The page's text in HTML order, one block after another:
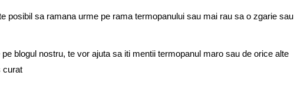
posibil sa ramana urme pe rama termopanului sau mai rau sa o zgarie sau
blogul nostru, te vor ajuta sa iti mentii termopanul maro sau de orice alte
curat